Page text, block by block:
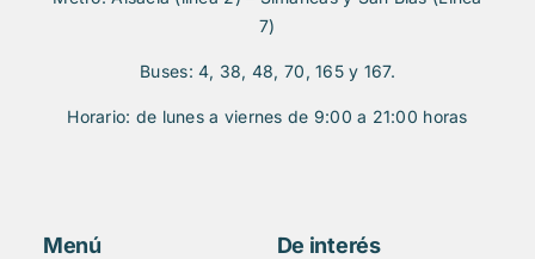
7)
Buses: 4, 38, 48, 70, 165 y 167.
Horario: de lunes a viernes de 9:00 a 21:00 horas
Menú De interés